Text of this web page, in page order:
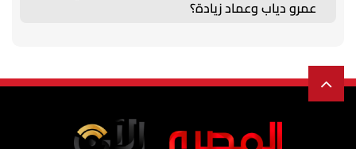
عمرو دياب وعماد زيادة؟